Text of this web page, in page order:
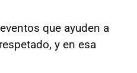
que ayuden a
y en esa